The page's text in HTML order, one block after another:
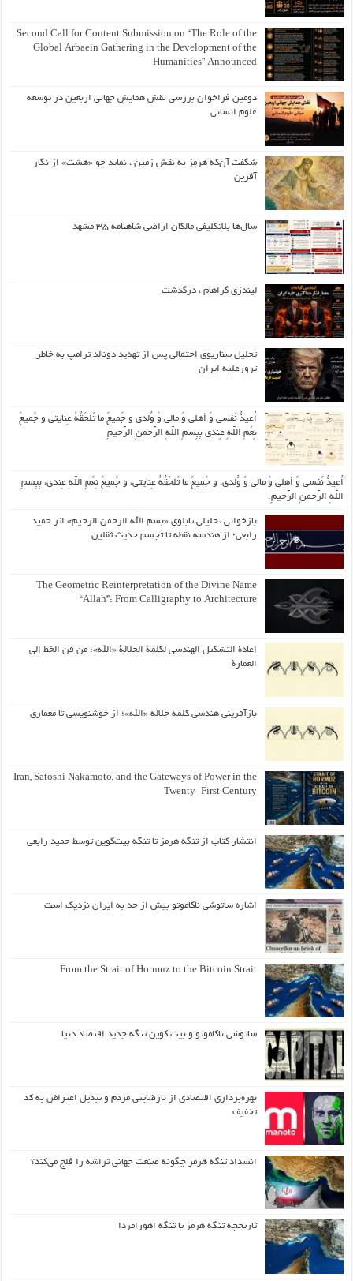
Second Call for Content Submission on “The Role of the
Global Arbaein Gathering in the Development of the
Humanities” Announced
دومین فراخوان بررسی نقش همایش جهانی اربعین در توسعه
علوم انسانی
شگفت آن‌که هرمز به نقش زمین ، نماید چو «هشت» از نگار
آفرین
سال‌ها بلاتکلیفی مالکان اراضی شاهنامه ۳۵ مشهد
لیندزی گراهام ، درگذشت
تحلیل سناریوی احتمالی پس از تهدید دونالد ترامپ به خاطر
ترورعلیه ایران
اُعیذُ نَفسی وَ أهلی وَ مالی وَ وُلدی و جَمیعَ ما تَلحَقُهُ عِنایتی و جَمیعَ
نِعَمِ اللّهِ عِندی بِبِسمِ اللّهِ الرَّحمنِ الرَّحیمِ
اُعیذُ نَفسی وَ أهلی وَ مالی وَ وُلدی، و جَمیعَ ما تَلحَقُهُ عِنایتی، و جَمیعَ نِعَمِ اللّهِ عِندی، بِبِسمِ
اللّهِ الرَّحمنِ الرَّحیمِ.
بازخوانی تحلیلی تابلوی «بسم الله الرحمن الرحیم» اثر حمید
رابعی؛ از هندسه نقطه تا تجسم حدیث ثقلین
The Geometric Reinterpretation of the Divine Name
“Allah”: From Calligraphy to Architecture
إعادة التشكيل الهندسي لكلمة الجلالة «الله»؛ من فن الخط إلى
العمارة
بازآفرینی هندسی کلمه جلاله «الله»؛ از خوشنویسی تا معماری
Iran, Satoshi Nakamoto, and the Gateways of Power in the
Twenty-First Century
انتشار کتاب از تنگه هرمز تا تنگه بیت‌کوین توسط حمید رابعی
اشاره ساتوشی ناکاموتو بیش از حد به ایران نزدیک است
From the Strait of Hormuz to the Bitcoin Strait
ساتوشی ناکاموتو و بیت کوین تنگه جدید اقتصاد دنیا
بهره‌برداری اقتصادی از نارضایتی مردم و تبدیل اعتراض به کد
تخفیف
انسداد تنگه هرمز چگونه صنعت جهانی تراشه را فلج می‌کند؟
تاریخچه تنگه هرمز یا تنگه اهورامزدا